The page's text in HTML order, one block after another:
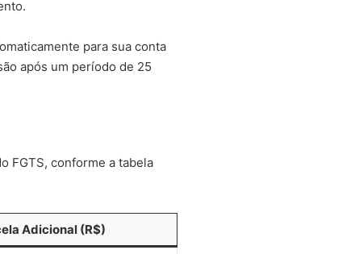
para sua conta
após um período de 25
FGTS, conforme a tabela
Adicional (R$)